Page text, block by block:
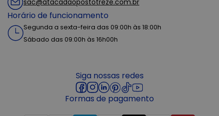
Horário de funcionamento
Segunda a sexta-feira das 09:00h às 18:00h
Sábado das 09:00h às 16h00h
Siga nossas redes
Formas de pagamento